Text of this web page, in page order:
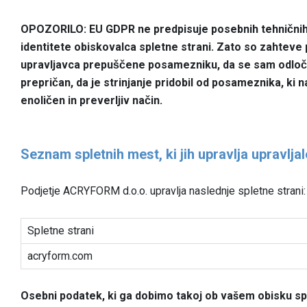
OPOZORILO: EU GDPR ne predpisuje posebnih
identitete obiskovalca spletne strani. Zato so
upravljavca prepuščene posamezniku, da se sam
prepričan, da je strinjanje pridobil od posameznika, ki
enoličen in preverljiv način.
Seznam spletnih mest, ki jih upravlja
Podjetje ACRYFORM d.o.o. upravlja naslednje spletne strani:
Spletne strani
acryform.com
Osebni podatek, ki ga dobimo takoj ob vašem obisku